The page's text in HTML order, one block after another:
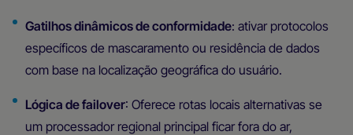
Gatilhos dinâmicos de conformidade: ativar protocolos
específicos de mascaramento ou residência de dados
com base na localização geográfica do usuário.
Lógica de failover: Oferece rotas locais alternativas se
um processador regional principal ficar fora do ar,